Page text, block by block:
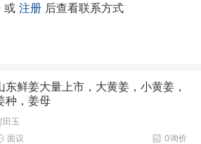
或 注册 后查看联系方式
东鲜姜大量上市，大黄姜，小黄姜，
种，姜母
田玉
0询价
面议